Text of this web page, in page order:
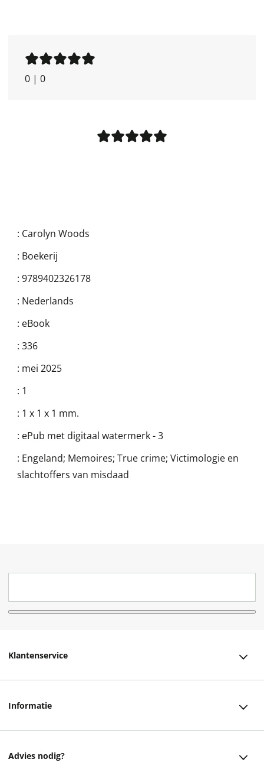
0 | 0
: Carolyn Woods
: Boekerij
: 9789402326178
: Nederlands
: eBook
: 336
: mei 2025
: 1
: 1 x 1 x 1 mm.
: ePub met digitaal watermerk - 3
: Engeland; Memoires; True crime; Victimologie en
slachtoffers van misdaad
Klantenservice
Informatie
Advies nodig?